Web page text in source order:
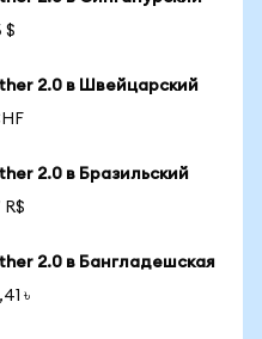
$
2.0 в Швейцарский
2.0 в Бразильский
R$
2.0 в Бангладешская
৳